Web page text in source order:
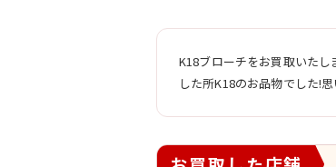
K18ブローチをお買取いた
した所K18のお品物でした!